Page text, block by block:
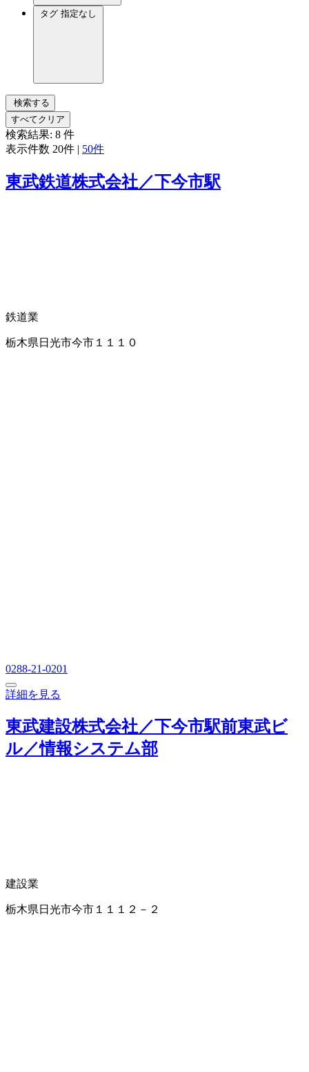
タグ 指定なし
検索する
すべてクリア
検索結果: 8 件
表示件数 20件 | 50件
東武鉄道株式会社／下今市駅
鉄道業
栃木県日光市今市１１１０
0288-21-0201
詳細を見る
東武建設株式会社／下今市駅前東武ビ
ル／情報システム部
建設業
栃木県日光市今市１１１２－２